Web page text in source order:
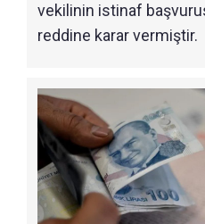
vekilinin istinaf
reddine karar vermiştir.